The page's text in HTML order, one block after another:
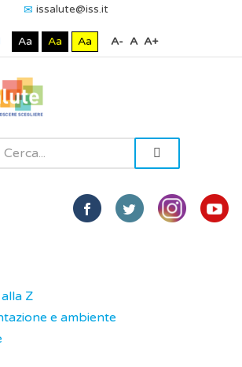
issalute@iss.it
Aa Aa Aa A- A A+
Z
e ambiente